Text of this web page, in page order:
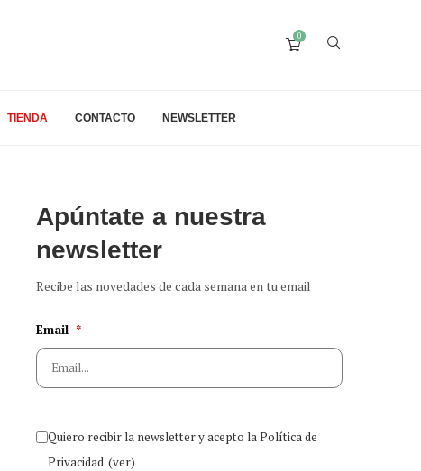
0
TIENDA CONTACTO NEWSLETTER
Apúntate a nuestra
newsletter
Recibe las novedades de cada semana en tu email
Email *
Quiero recibir la newsletter y acepto la Política de
Privacidad.(ver)